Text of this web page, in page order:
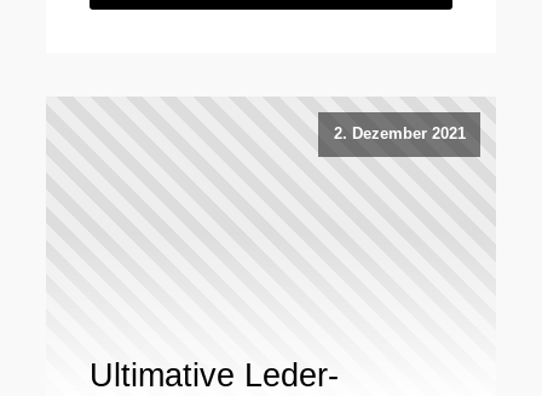
2. Dezember 2021
Ultimative Leder-